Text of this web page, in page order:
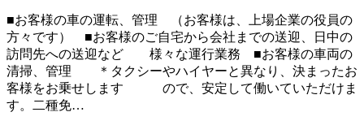
■お客様の車の運転、管理 （お客様は、上場企業の役員の
方々です） ■お客様のご自宅から会社までの送迎、日中の
訪問先への送迎など 様々な運行業務 ■お客様の車両の
清掃、管理 ＊タクシーやハイヤーと異なり、決まったお
客様をお乗せします ので、安定して働いていただけま
す。二種免…